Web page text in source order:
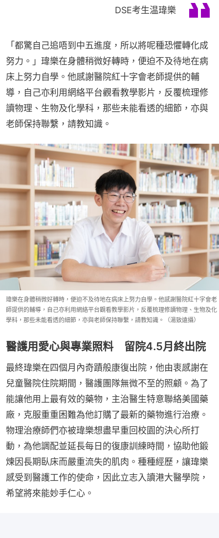
DSE考生温瑋樂
「都驚自己追唔到中五進度，所以將呢種恐懼轉化成
努力。」瑋樂在身體稍微好轉時，便迫不及待地在病
床上努力自學。他感謝醫院紅十字會老師提供的輔
導，自己亦利用網絡平台觀看教學影片，反覆梳理修
讀物理、生物及化學科，那些未能看透的細節，亦與
老師保持聯繫，請教知識。
瑋樂在身體稍微好轉時，便迫不及待地在病床上努力自學。他感謝醫院紅十字會老
師提供的輔導，自己亦利用網絡平台觀看教學影片，反覆梳理修讀物理、生物及化
學科，那些未能看透的細節，亦與老師保持聯繫，請教知識。（湯致遠攝）
醫護用愛心與專業照料 留院4.5月終出院
最終瑋樂在四個月內奇蹟般康復出院，他由衷感謝在
兒童醫院住院期間，醫護團隊無微不至的照顧。為了
能讓他用上最有效的藥物，主治醫生特意聯絡美國藥
廠，克服重重困難為他訂購了最新的藥物進行治療。
物理治療師們亦被瑋樂想盡早重回校園的決心所打
動，為他調配並延長每日的復康訓練時間，協助他鍛
煉因長期臥床而嚴重流失的肌肉。種種經歷，讓瑋樂
感受到醫護工作的使命，因此立志入讀港大醫學院，
希望將來能妙手仁心。